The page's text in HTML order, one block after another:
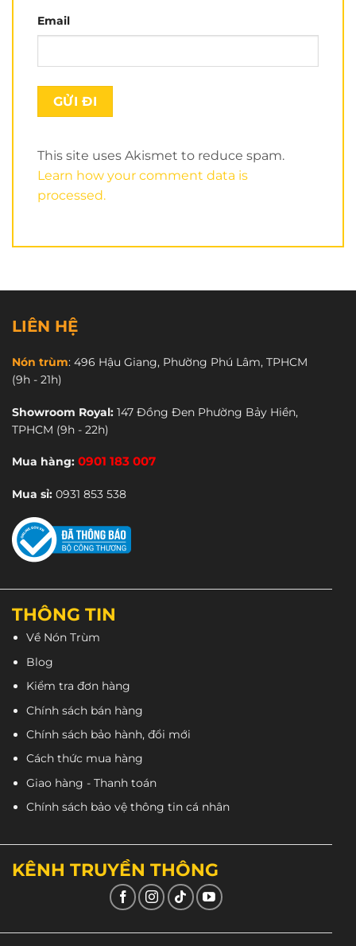
Email
This site uses Akismet to reduce spam.
Learn how your comment data is
processed.
LIÊN HỆ
Nón trùm: 496 Hậu Giang, Phường Phú Lâm, TPHCM
(9h - 21h)
Showroom Royal: 147 Đồng Đen Phường Bảy Hiền,
TPHCM (9h - 22h)
Mua hàng: 0901 183 007
Mua sỉ: 0931 853 538
THÔNG TIN
Về Nón Trùm
Blog
Kiểm tra đơn hàng
Chính sách bán hàng
Chính sách bảo hành, đổi mới
Cách thức mua hàng
Giao hàng - Thanh toán
Chính sách bảo vệ thông tin cá nhân
KÊNH TRUYỀN THÔNG